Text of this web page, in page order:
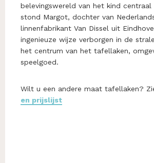
belevingswereld van het kind
stond Margot, dochter van
linnenfabrikant Van Dissel uit
ingenieuze wijze verborgen in de
het centrum van het tafellaken,
speelgoed.
Wilt u een andere maat tafellaken?
en prijslijst